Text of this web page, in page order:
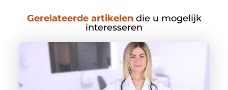
Gerelateerde artikelendie u mogelijk
interesseren